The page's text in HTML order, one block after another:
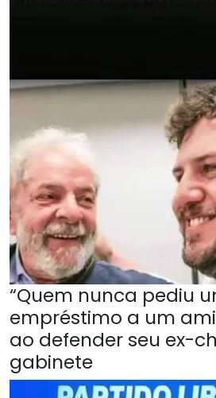
“Quem nunca pediu
empréstimo a um
ao defender seu ex-
gabinete